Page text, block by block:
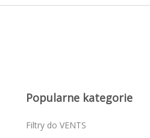
Popularne kategorie
Filtry do VENTS